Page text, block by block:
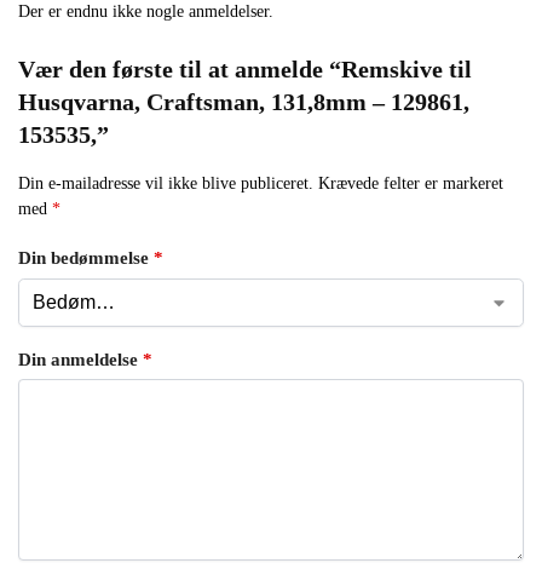
Der er endnu ikke nogle anmeldelser.
Vær den første til at anmelde “Remskive til
Husqvarna, Craftsman, 131,8mm – 129861,
153535,”
Din e-mailadresse vil ikke blive publiceret. Krævede felter er markeret
med *
Din bedømmelse *
Din anmeldelse *